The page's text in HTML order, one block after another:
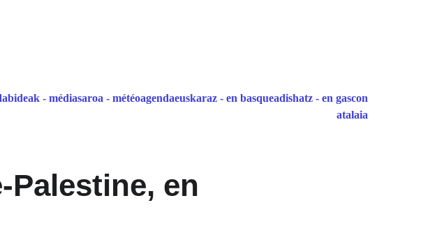
- médiasaroa - météoagendaeuskaraz - en basqueadishatz - en gascon
atalaia
Palestine, en